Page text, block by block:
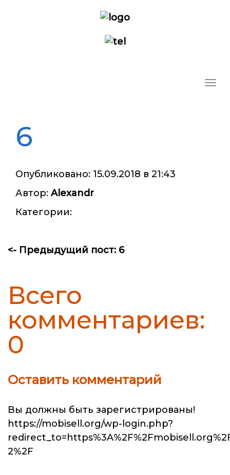
6
Опубликовано: 15.09.2018 в 21:43
Автор: Alexandr
Категории:
<- Предыдущий пост: 6
Всего
комментариев:
0
Оставить комментарий
Вы должны быть зарегистрированы!
https://mobisell.org/wp-login.php?
2%2F